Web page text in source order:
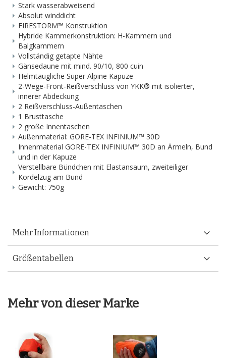
Stark wasserabweisend
Absolut winddicht
FIRESTORM™ Konstruktion
Hybride Kammerkonstruktion: H-Kammern und
Balgkammern
Vollständig getapte Nähte
Gänsedaune mit mind. 90/10, 800 cuin
Helmtaugliche Super Alpine Kapuze
2-Wege-Front-Reißverschluss von YKK® mit isolierter,
innerer Abdeckung
2 Reißverschluss-Außentaschen
1 Brusttasche
2 große Innentaschen
Außenmaterial: GORE-TEX INFINIUM™ 30D
Innenmaterial GORE-TEX INFINIUM™ 30D an Ärmeln, Bund
und in der Kapuze
Verstellbare Bündchen mit Elastansaum, zweiteiliger
Kordelzug am Bund
Gewicht: 750g
Mehr Informationen
Größentabellen
Mehr von dieser Marke